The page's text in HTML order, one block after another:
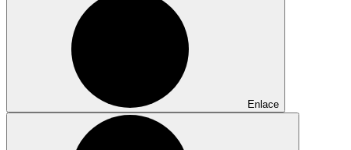
Enlace